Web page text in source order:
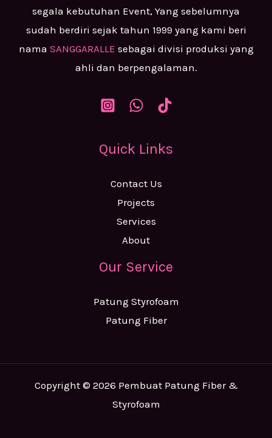
segala kebutuhan Event, Yang sebelumnya
sudah berdiri sejak tahun 1999 yang kami beri
nama SANGGARALLE sebagai divisi produksi yang
ahli dan berpengalaman.
Quick Links
Contact Us
Projects
Services
About
Our Service
Patung Styrofoam
Patung Fiber
Copyright © 2026 Pembuat Patung Fiber &
Styrofoam